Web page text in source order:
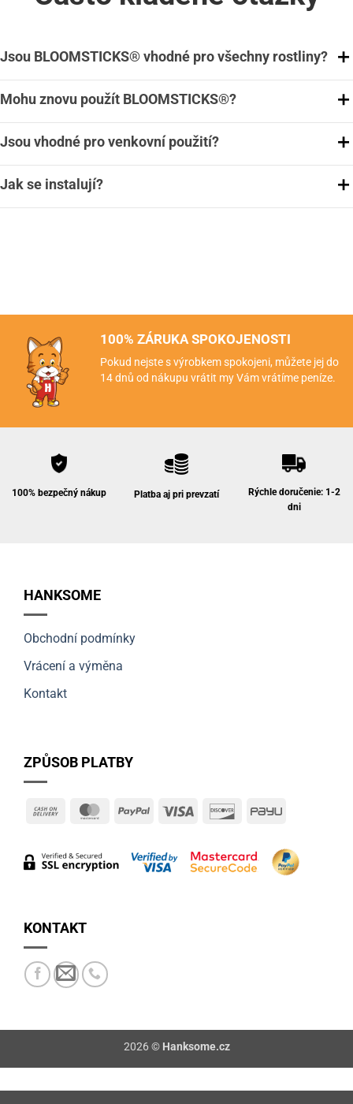
Jsou BLOOMSTICKS® vhodné pro všechny rostliny?
Mohu znovu použít BLOOMSTICKS®?
Jsou vhodné pro venkovní použití?
Jak se instalují?
100% ZÁRUKA SPOKOJENOSTI
Pokud nejste s výrobkem spokojeni, můžete jej do
14 dnů od nákupu vrátit my Vám vrátíme peníze.
100% bezpečný nákup Platba aj pri prevzatí
Rýchle doručenie: 1-2
dni
HANKSOME
Obchodní podmínky
Vrácení a výměna
Kontakt
ZPŮSOB PLATBY
Cash
Delivery
MasterCardPayPal Visa DiscoverPayU
KONTAKT
2026 © Hanksome.cz